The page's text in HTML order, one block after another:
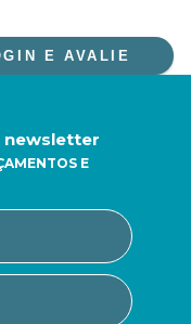
E AVALIE
newsletter
E